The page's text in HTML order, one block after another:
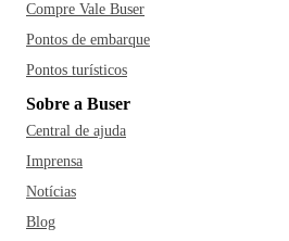
Compre Vale Buser
Pontos de embarque
Pontos turísticos
Sobre a Buser
Central de ajuda
Imprensa
Notícias
Blog